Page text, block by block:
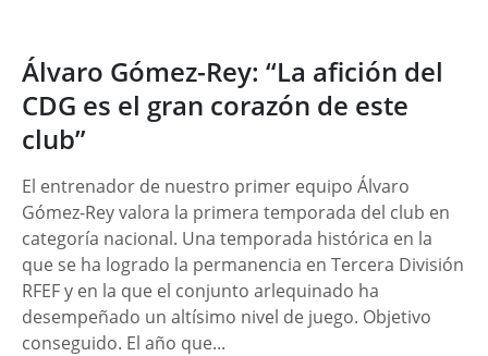
Álvaro Gómez-Rey: “La afición del
CDG es el gran corazón de este
club”
El entrenador de nuestro primer equipo Álvaro
Gómez-Rey valora la primera temporada del club en
categoría nacional. Una temporada histórica en la
que se ha logrado la permanencia en Tercera División
RFEF y en la que el conjunto arlequinado ha
desempeñado un altísimo nivel de juego. Objetivo
conseguido. El año que...